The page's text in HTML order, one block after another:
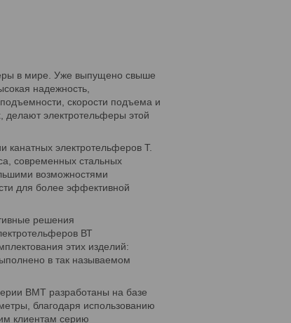
в мире. Уже выпущено свыше
надежность,
скорости подъема и
делают электротельферы этой
канатных электротельферов Т.
современных стальных
возможностями
для более эффективной
решения
ВТ
этих изделий:
в так называемом
BМТ разработаны на базе
благодаря использованию
клиентам серию